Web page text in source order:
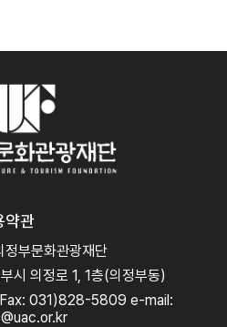
약관
정부문화관광재단
시 의정로 1, 1층(의정부동)
031)828-5809 e-mail: